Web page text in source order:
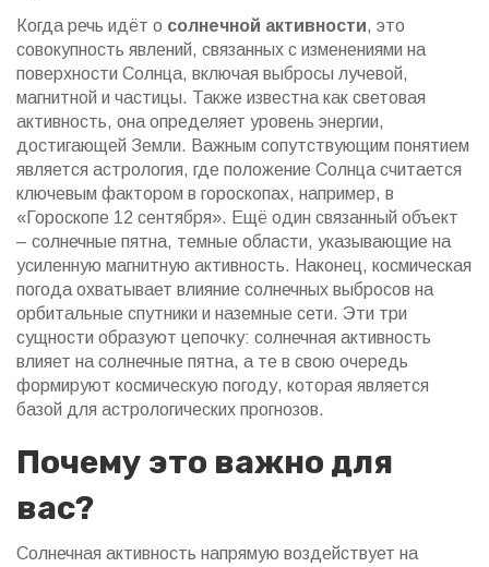
Когда речь идёт о солнечной активности, это
совокупность явлений, связанных с изменениями на
поверхности Солнца, включая выбросы лучевой,
магнитной и частицы. Также известна как световая
активность, она определяет уровень энергии,
достигающей Земли. Важным сопутствующим понятием
является астрология, где положение Солнца считается
ключевым фактором в гороскопах, например, в
«Гороскопе 12 сентября». Ещё один связанный объект
– солнечные пятна, темные области, указывающие на
усиленную магнитную активность. Наконец, космическая
погода охватывает влияние солнечных выбросов на
орбитальные спутники и наземные сети. Эти три
сущности образуют цепочку: солнечная активность
влияет на солнечные пятна, а те в свою очередь
формируют космическую погоду, которая является
базой для астрологических прогнозов.
Почему это важно для
вас?
Солнечная активность напрямую воздействует на